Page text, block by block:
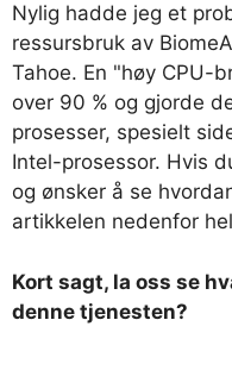
Nylig hadde jeg et
ressursbruk av
Tahoe. En "høy CPU-
over 90 % og gjorde
prosesser, spesielt
Intel-prosessor. Hvis
og ønsker å se
artikkelen nedenfor
Kort sagt, la oss se
denne tjenesten?